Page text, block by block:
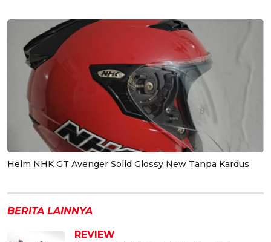
Helm NHK GT Avenger Solid Glossy New Tanpa Kardus
BERITA LAINNYA
REVIEW